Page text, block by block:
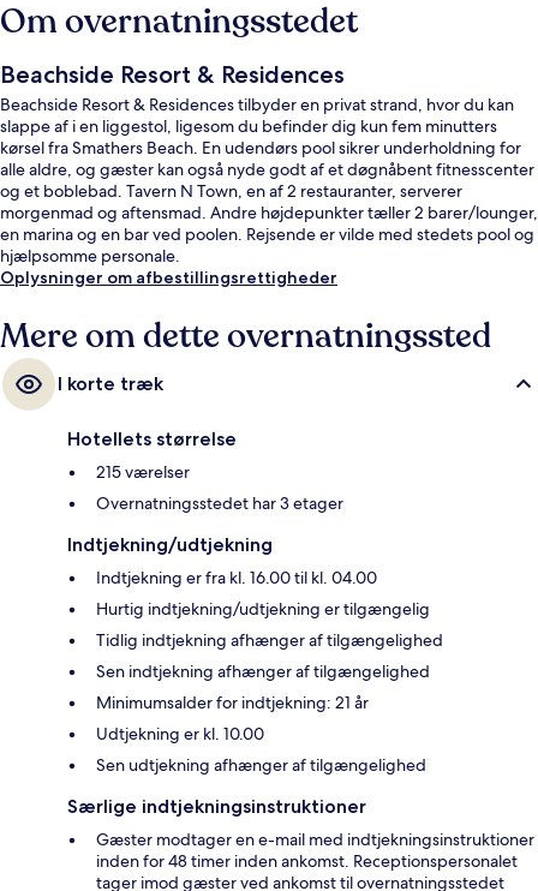
Om overnatningsstedet
Beachside Resort & Residences
Beachside Resort & Residences tilbyder en privat strand, hvor du kan
slappe af i en liggestol, ligesom du befinder dig kun fem minutters
kørsel fra Smathers Beach. En udendørs pool sikrer underholdning for
alle aldre, og gæster kan også nyde godt af et døgnåbent fitnesscenter
og et boblebad. Tavern N Town, en af 2 restauranter, serverer
morgenmad og aftensmad. Andre højdepunkter tæller 2 barer/lounger,
en marina og en bar ved poolen. Rejsende er vilde med stedets pool og
hjælpsomme personale.
Oplysninger om afbestillingsrettigheder
Mere om dette overnatningssted
I korte træk
Hotellets størrelse
215 værelser
Overnatningsstedet har 3 etager
Indtjekning/udtjekning
Indtjekning er fra kl. 16.00 til kl. 04.00
Hurtig indtjekning/udtjekning er tilgængelig
Tidlig indtjekning afhænger af tilgængelighed
Sen indtjekning afhænger af tilgængelighed
Minimumsalder for indtjekning: 21 år
Udtjekning er kl. 10.00
Sen udtjekning afhænger af tilgængelighed
Særlige indtjekningsinstruktioner
Gæster modtager en e-mail med indtjekningsinstruktioner
inden for 48 timer inden ankomst. Receptionspersonalet
tager imod gæster ved ankomst til overnatningsstedet